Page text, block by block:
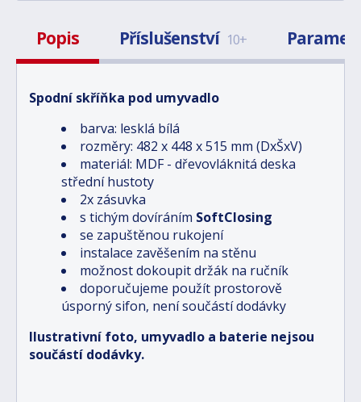
Popis Příslušenství 10+
Spodní skříňka pod umyvadlo
barva: lesklá bílá
rozměry: 482 x 448 x 515 mm (DxŠxV)
materiál: MDF - dřevovláknitá deska
střední hustoty
2x zásuvka
s tichým dovíráním SoftClosing
se zapuštěnou rukojení
instalace zavěšením na stěnu
možnost dokoupit držák na ručník
doporučujeme použít prostorově
úsporný sifon, není součástí dodávky
Ilustrativní foto, umyvadlo a baterie nejsou
součástí dodávky.